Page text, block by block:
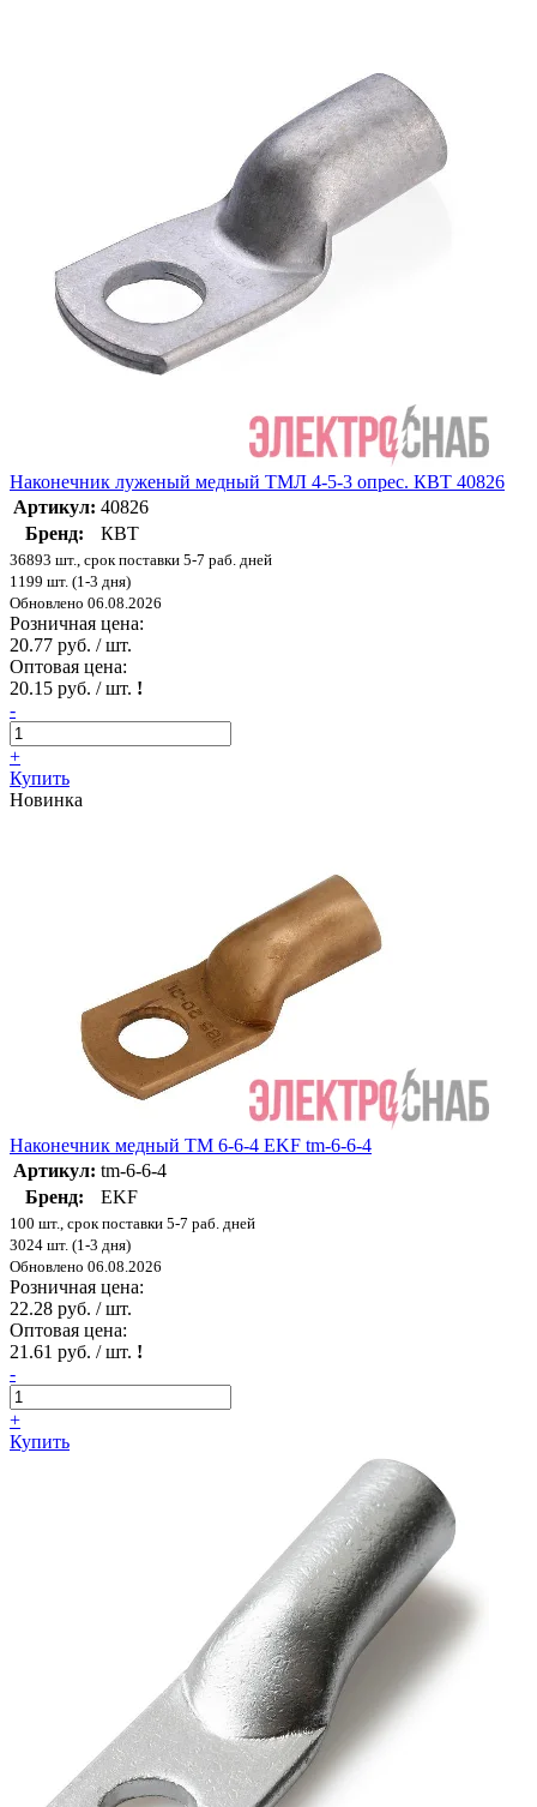
Наконечник луженый медный ТМЛ 4-5-3 опрес. КВТ 40826
Артикул: 40826
Бренд:
КВТ
36893 шт., срок поставки 5-7 раб. дней
1199 шт. (1-3 дня)
Обновлено 06.08.2026
Розничная цена:
20.77 руб. / шт.
Оптовая цена:
20.15 руб. / шт. !
-
+
Купить
Новинка
Наконечник медный ТМ 6-6-4 EKF tm-6-6-4
Артикул: tm-6-6-4
Бренд:
EKF
100 шт., срок поставки 5-7 раб. дней
3024 шт. (1-3 дня)
Обновлено 06.08.2026
Розничная цена:
22.28 руб. / шт.
Оптовая цена:
21.61 руб. / шт. !
-
+
Купить